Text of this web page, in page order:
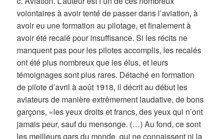
volontaires à avoir tenté de passer dans l’aviation, à
avoir eu une formation au pilotage, et finalement à
avoir été recalé pour insuffisance. Si les récits ne
manquent pas pour les pilotes accomplis, les recalés
ont été plus nombreux que les élus, et leurs
témoignages sont plus rares. Détaché en formation
de pilote d’avril à août 1918, il décrit au début les
aviateurs de manière extrêmement laudative, de bons
garçons, «les yeux droits et francs, des yeux qui n’ont
jamais peur, sauf du mensonge. (…) Au fond, ce sont
les meilleurs gars du monde, qui ne connaissent ni la